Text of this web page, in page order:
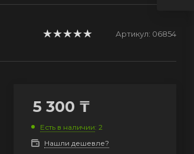
Артикул: 06854
5 300 ₸
Есть в наличии: 2
Нашли дешевле?